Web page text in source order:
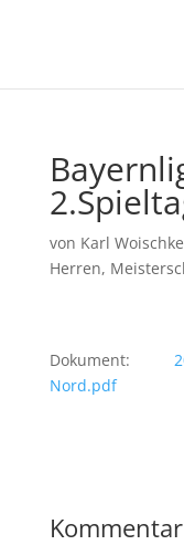
von Karl Woischke
Herren,
Dokument:
Nord.pdf